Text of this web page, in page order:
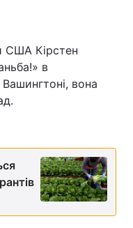
США Кірстен
в
вона